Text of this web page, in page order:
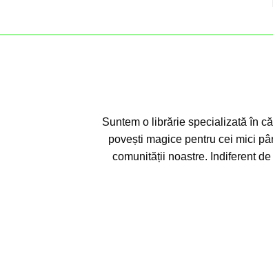
Suntem o librărie specializată în
povești magice pentru cei mici
comunității noastre. Indiferent